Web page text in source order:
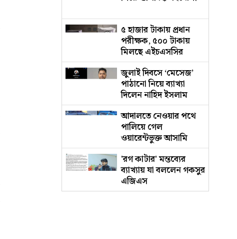
৫ হাজার টাকায় প্রধান
পরীক্ষক, ৫০০ টাকায়
মিলছে এইচএসসির
অতিরিক্ত খাতা
জুলাই দিবসে ‘মেসেজ’
পাঠানো নিয়ে ব্যাখ্যা
দিলেন নাহিদ ইসলাম
আদালতে নেওয়ার পথে
পালিয়ে গেল
ওয়ারেন্টভুক্ত আসামি
'রগ কাটার' মন্তব্যের
ব্যাখ্যায় যা বললেন গকসুর
এজিএস